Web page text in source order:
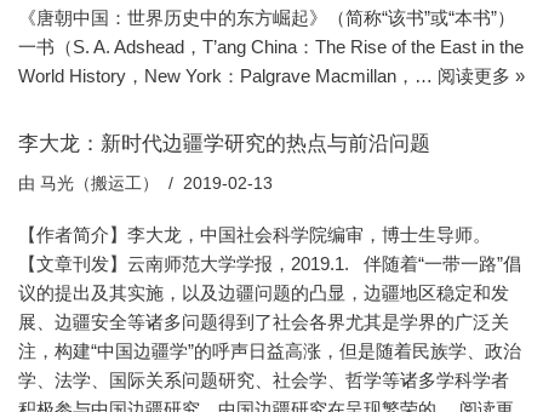
《唐朝中国：世界历史中的东方崛起》（简称“该书”或“本书”）
一书（S. A. Adshead，T’ang China：The Rise of the East in the
World History，New York：Palgrave Macmillan，… 阅读更多 »
李大龙：新时代边疆学研究的热点与前沿问题
由 马光（搬运工） 2019-02-13
【作者简介】李大龙，中国社会科学院编审，博士生导师。
【文章刊发】云南师范大学学报，2019.1. 伴随着“一带一路”倡
议的提出及其实施，以及边疆问题的凸显，边疆地区稳定和发
展、边疆安全等诸多问题得到了社会各界尤其是学界的广泛关
注，构建“中国边疆学”的呼声日益高涨，但是随着民族学、政治
学、法学、国际关系问题研究、社会学、哲学等诸多学科学者